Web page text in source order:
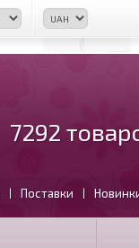
7292
| Поставки |